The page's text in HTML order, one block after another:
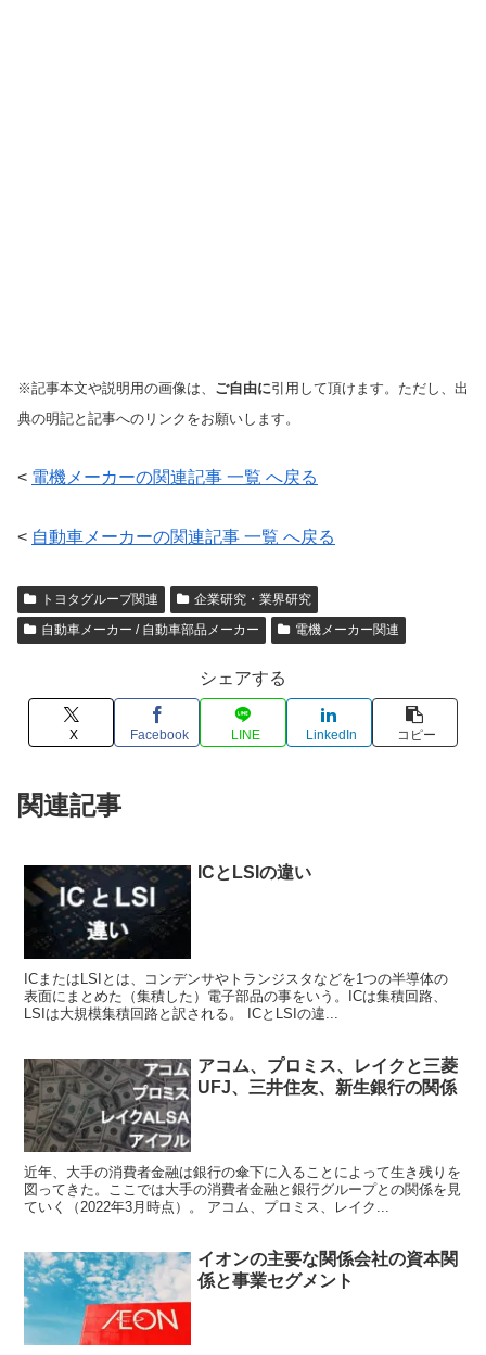
※記事本文や説明用の画像は、 ご自由に引用して頂けます。ただし、出
典の明記と記事へのリンクをお願いします。
< 電機メーカーの関連記事 一覧 へ戻る
< 自動車メーカーの関連記事 一覧 へ戻る
トヨタグループ関連
企業研究・業界研究
自動車メーカー / 自動車部品メーカー
電機メーカー関連
シェアする
X Facebook LINE LinkedIn コピー
関連記事
ICとLSIの違い
ICまたはLSIとは、コンデンサやトランジスタなどを1つの半導体の
表面にまとめた（集積した）電子部品の事をいう。ICは集積回路、
LSIは大規模集積回路と訳される。 ICとLSIの違...
アコム、プロミス、レイクと三菱
UFJ、三井住友、新生銀行の関係
近年、大手の消費者金融は銀行の傘下に入ることによって生き残りを
図ってきた。ここでは大手の消費者金融と銀行グループとの関係を見
ていく（2022年3月時点）。 アコム、プロミス、レイク...
イオンの主要な関係会社の資本関
係と事業セグメント